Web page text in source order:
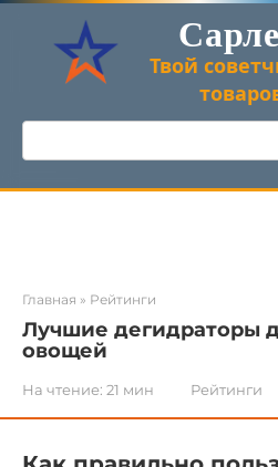
Перейти
контенту
Твой
Поиск:
Главная » Рейтинги
Лучшие дегидраторы
овощей
На чтение: 21 мин Рейтинги